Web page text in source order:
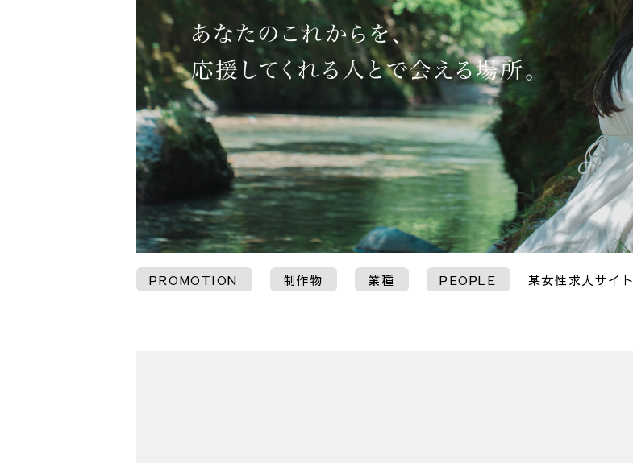
PROMOTION 制作物 業種 PEOPLE 某女性求人サイト